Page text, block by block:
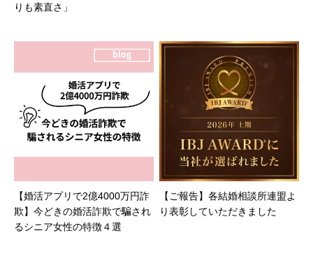
りも素直さ」
【婚活アプリで2億4000万円詐
欺】今どきの婚活詐欺で騙され
るシニア女性の特徴４選
【ご報告】各結婚相談所連盟よ
り表彰していただきました